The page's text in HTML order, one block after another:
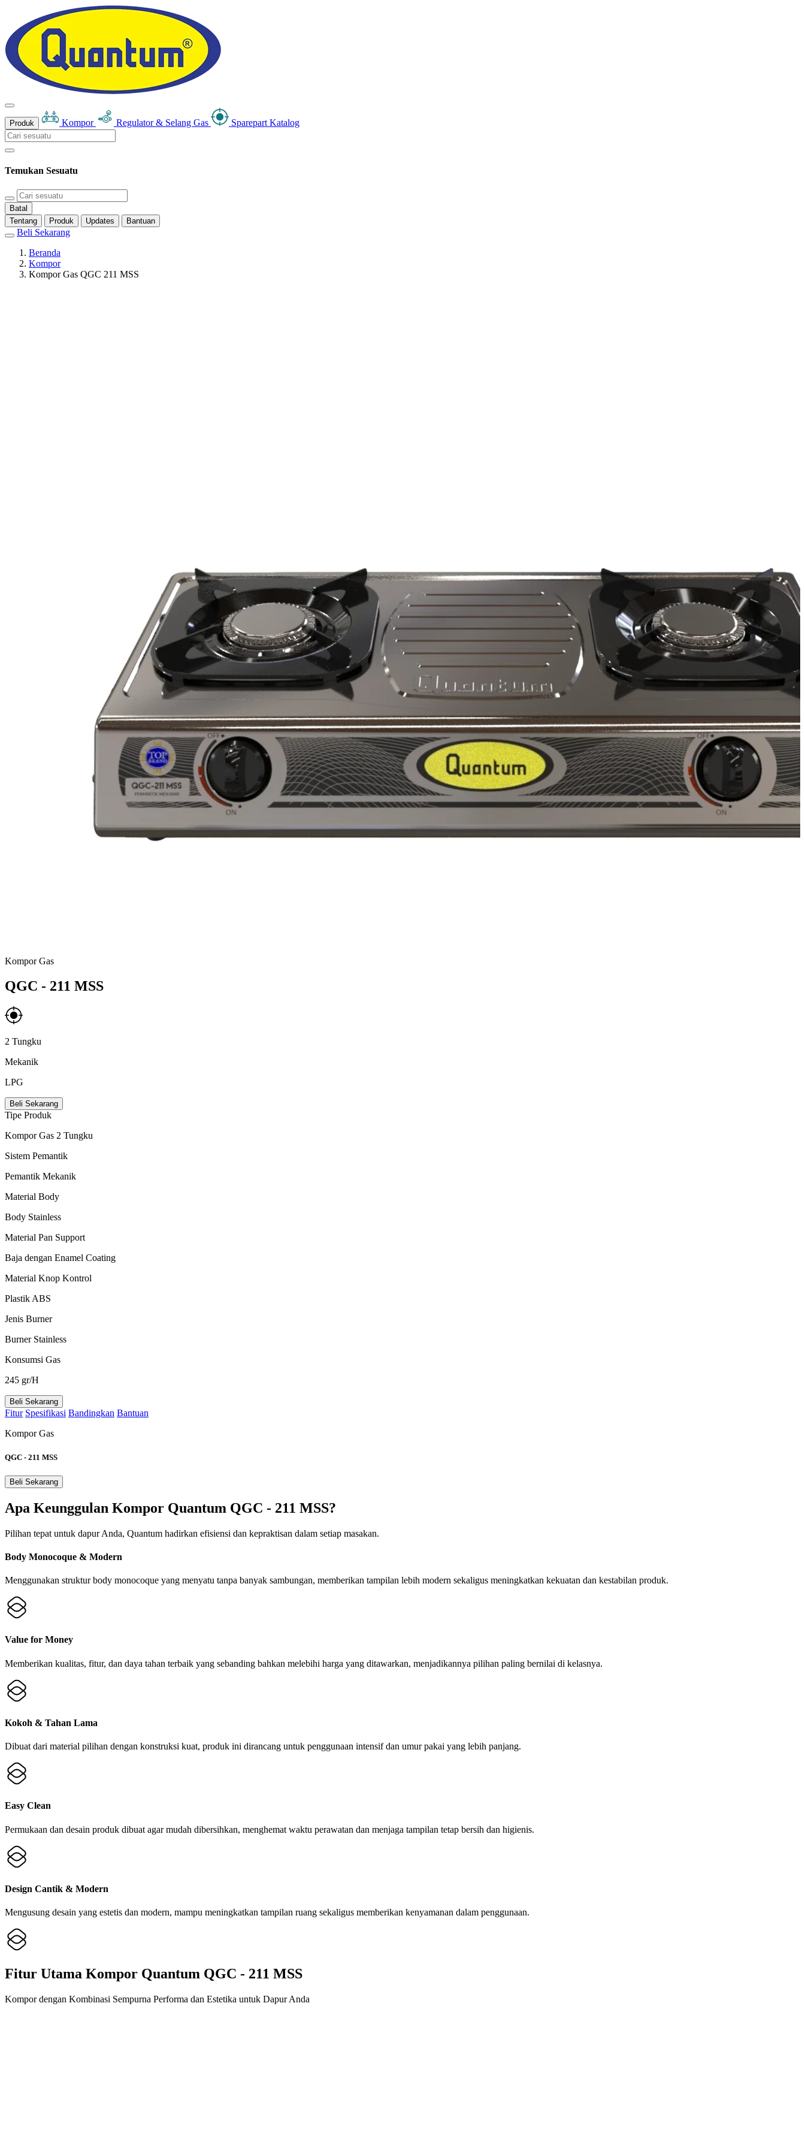
Produk Kompor Regulator & Selang Gas Sparepart Katalog
Temukan Sesuatu
Batal
Tentang
Produk Updates Bantuan
Beli Sekarang
Beranda
Kompor
Kompor Gas QGC 211 MSS
Kompor Gas
QGC - 211 MSS
2 Tungku
Mekanik
LPG
Beli Sekarang
Tipe Produk
Kompor Gas 2 Tungku
Sistem Pemantik
Pemantik Mekanik
Material Body
Body Stainless
Material Pan Support
Baja dengan Enamel Coating
Material Knop Kontrol
Plastik ABS
Jenis Burner
Burner Stainless
Konsumsi Gas
245 gr/H
Beli Sekarang
Fitur Spesifikasi Bandingkan Bantuan
Kompor Gas
QGC - 211 MSS
Beli Sekarang
Apa Keunggulan Kompor Quantum QGC - 211 MSS?
Pilihan tepat untuk dapur Anda, Quantum hadirkan efisiensi dan kepraktisan dalam setiap masakan.
Body Monocoque & Modern
Menggunakan struktur body monocoque yang menyatu tanpa banyak sambungan, memberikan tampilan lebih modern sekaligus meningkatkan kekuatan dan kestabilan produk.
Value for Money
Memberikan kualitas, fitur, dan daya tahan terbaik yang sebanding bahkan melebihi harga yang ditawarkan, menjadikannya pilihan paling bernilai di kelasnya.
Kokoh & Tahan Lama
Dibuat dari material pilihan dengan konstruksi kuat, produk ini dirancang untuk penggunaan intensif dan umur pakai yang lebih panjang.
Easy Clean
Permukaan dan desain produk dibuat agar mudah dibersihkan, menghemat waktu perawatan dan menjaga tampilan tetap bersih dan higienis.
Design Cantik & Modern
Mengusung desain yang estetis dan modern, mampu meningkatkan tampilan ruang sekaligus memberikan kenyamanan dalam penggunaan.
Fitur Utama Kompor Quantum QGC - 211 MSS
Kompor dengan Kombinasi Sempurna Performa dan Estetika untuk Dapur Anda